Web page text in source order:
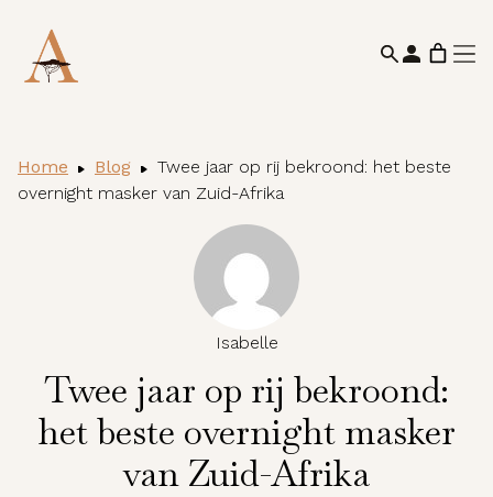
Home Blog
Twee jaar op rij bekroond: het beste
overnight masker van Zuid-Afrika
Isabelle
Twee jaar op rij bekroond:
het beste overnight masker
van Zuid-Afrika